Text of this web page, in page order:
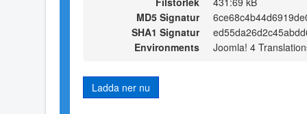
MD5 Signatur
SHA1 Signatur
Environments
Joomla! 4
Ladda ner nu